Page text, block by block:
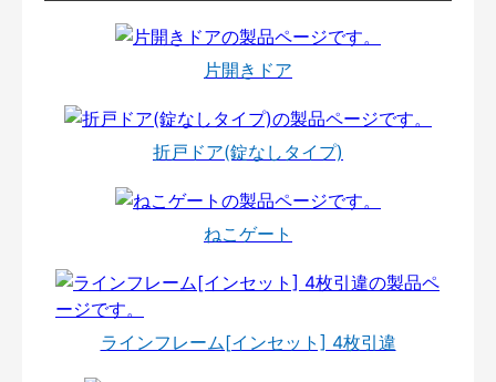
片開きドア
折戸ドア(錠なしタイプ)
ねこゲート
ラインフレーム[インセット] 4枚引違